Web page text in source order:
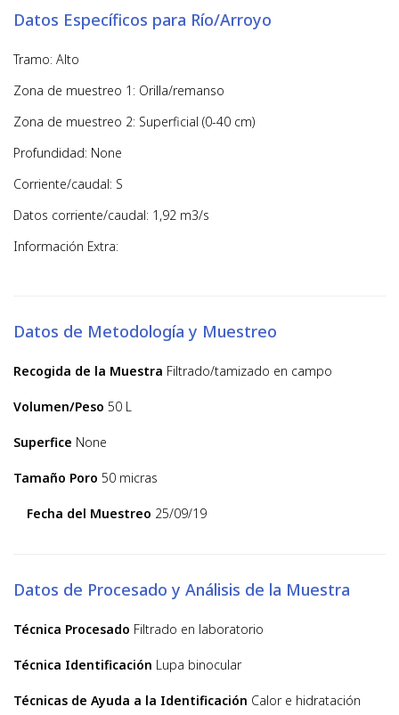
Datos Específicos para Río/Arroyo
Tramo: Alto
Zona de muestreo 1: Orilla/remanso
Zona de muestreo 2: Superficial (0-40 cm)
Profundidad: None
Corriente/caudal: S
Datos corriente/caudal: 1,92 m3/s
Información Extra:
Datos de Metodología y Muestreo
Recogida de la Muestra Filtrado/tamizado en campo
Volumen/Peso 50 L
Superfice None
Tamaño Poro 50 micras
Fecha del Muestreo 25/09/19
Datos de Procesado y Análisis de la Muestra
Técnica Procesado Filtrado en laboratorio
Técnica Identificación Lupa binocular
Técnicas de Ayuda a la Identificación Calor e hidratación